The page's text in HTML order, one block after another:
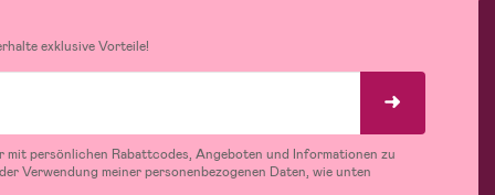
exklusive Vorteile!
mit persönlichen Rabattcodes, Angeboten und Informationen zu
Verwendung meiner personenbezogenen Daten, wie unten